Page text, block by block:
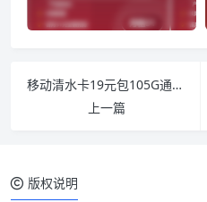
移动清水卡19元包105G通用+30G定向+通话0.1元/分钟
上一篇
版权说明